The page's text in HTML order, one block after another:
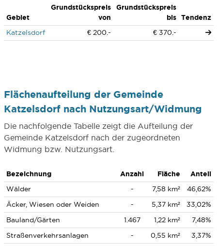
Gebiet
Grundstückspreis
von
Grundstückspreis
bis
Tendenz
Katzelsdorf
€ 200.- € 370.-
Flächenaufteilung der Gemeinde
Katzelsdorf nach Nutzungsart/Widmung
Die nachfolgende Tabelle zeigt die Aufteilung der
Gemeinde Katzelsdorf nach der zugeordneten
Widmung bzw. Nutzungsart.
Bezeichnung Anzahl Fläche
Anteil
Wälder
- 7,58 km²
46,62%
Äcker, Wiesen oder Weiden
- 5,37 km²
33,02%
Bauland/Gärten
1.467 1,22 km²
7,48%
Straßenverkehrsanlagen
- 0,55 km² 3,37%